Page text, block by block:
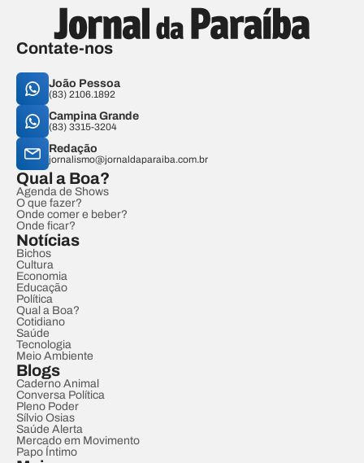
Contate-nos
João Pessoa
(83) 2106.1892
Campina Grande
(83) 3315-3204
Redação
jornalismo@jornaldaparaiba.com.br
Qual a Boa?
Agenda de Shows
O que fazer?
Onde comer e beber?
Onde ficar?
Notícias
Bichos
Cultura
Economia
Educação
Política
Qual a Boa?
Cotidiano
Saúde
Tecnologia
Meio Ambiente
Blogs
Caderno Animal
Conversa Política
Pleno Poder
Sílvio Osias
Saúde Alerta
Mercado em Movimento
Papo Íntimo